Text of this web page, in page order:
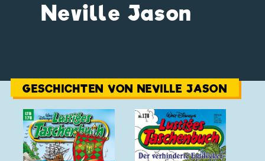
Neville Jason
GESCHICHTEN VON NEVILLE JASON